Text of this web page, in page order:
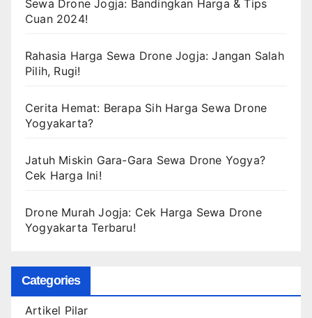
Sewa Drone Jogja: Bandingkan Harga & Tips
Cuan 2024!
Rahasia Harga Sewa Drone Jogja: Jangan Salah
Pilih, Rugi!
Cerita Hemat: Berapa Sih Harga Sewa Drone
Yogyakarta?
Jatuh Miskin Gara-Gara Sewa Drone Yogya?
Cek Harga Ini!
Drone Murah Jogja: Cek Harga Sewa Drone
Yogyakarta Terbaru!
Categories
Artikel Pilar